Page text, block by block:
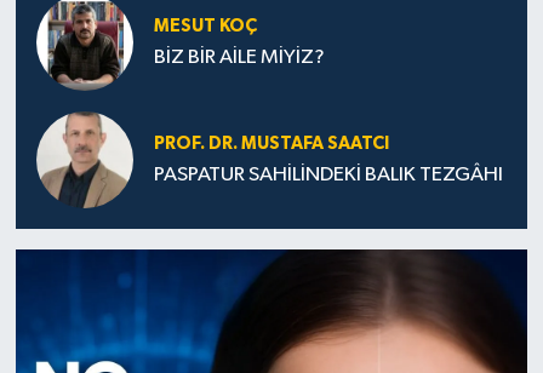
MESUT KOÇ
BİZ BİR AİLE MİYİZ?
PROF. DR. MUSTAFA SAATCI
PASPATUR SAHİLİNDEKİ BALIK TEZGÂHI